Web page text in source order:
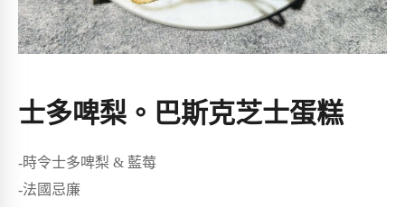
士多啤梨。巴斯克芝士蛋糕
-時令士多啤梨 & 藍莓
-法國忌廉